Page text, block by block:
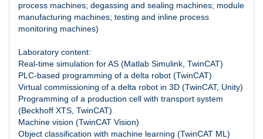
process machines; degassing and sealing machines; module
manufacturing machines; testing and inline process
monitoring machines)
Laboratory content:
Real-time simulation for AS (Matlab Simulink, TwinCAT)
PLC-based programming of a delta robot (TwinCAT)
Virtual commissioning of a delta robot in 3D (TwinCAT, Unity)
Programming of a production cell with transport system
(Beckhoff XTS, TwinCAT)
Machine vision (TwinCAT Vision)
Object classification with machine learning (TwinCAT ML)